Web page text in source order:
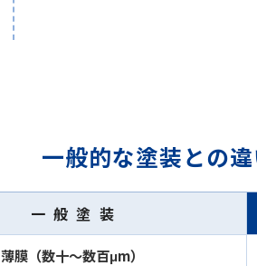
一般的な塗装との
一般塗装
薄膜（数十〜数百μm）